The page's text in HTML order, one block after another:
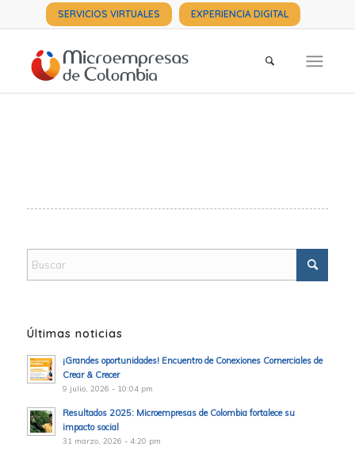
SERVICIOS VIRTUALES EXPERIENCIA DIGITAL
Últimas noticias
¡Grandes oportunidades! Encuentro de Conexiones Comerciales de
Crear & Crecer
9 julio, 2026 - 10:04 pm
Resultados 2025: Microempresas de Colombia fortalece su
impacto social
31 marzo, 2026 - 4:20 pm